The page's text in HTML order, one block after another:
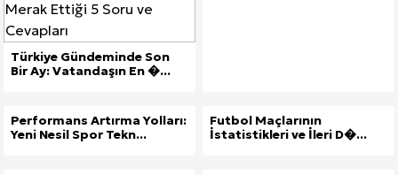
Türkiye Gündeminde Son
Bir Ay: Vatandaşın En �...
Performans Artırma Yolları:
Yeni Nesil Spor Tekn...
Futbol Maçlarının
İstatistikleri ve İleri D�...